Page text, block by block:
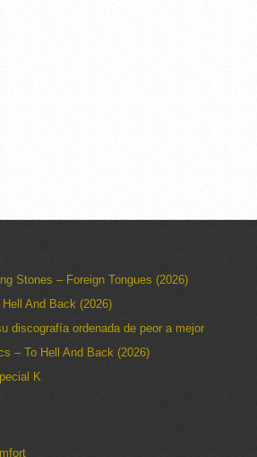
Stones – Foreign Tongues (2026)
And Back (2026)
discografía ordenada de peor a mejor
– To Hell And Back (2026)
K